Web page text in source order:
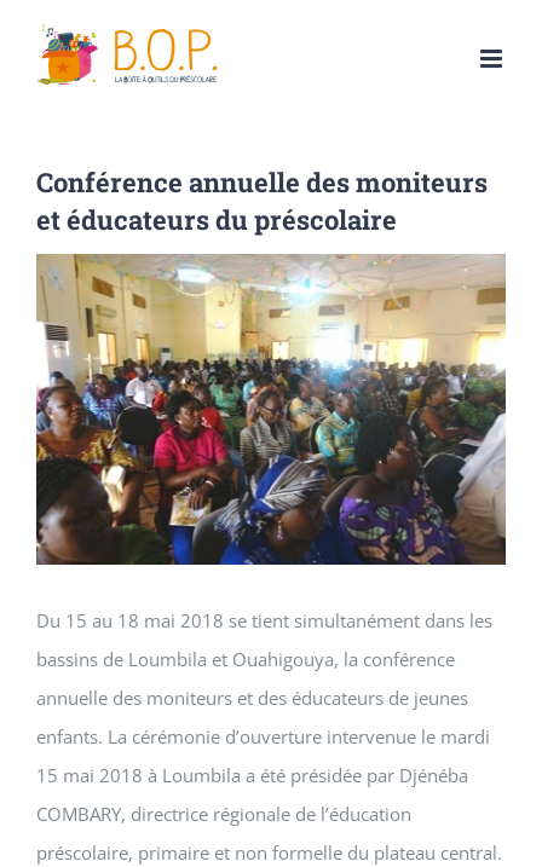
Passer
Conférence annuelle des moniteurs
et éducateurs du préscolaire
Voir
l'image
agrandie
Du 15 au 18 mai 2018 se tient simultanément dans les
bassins de Loumbila et Ouahigouya, la conférence
annuelle des moniteurs et des éducateurs de jeunes
enfants. La cérémonie d’ouverture intervenue le mardi
15 mai 2018 à Loumbila a été présidée par Djénéba
COMBARY, directrice régionale de l’éducation
préscolaire, primaire et non formelle du plateau central.